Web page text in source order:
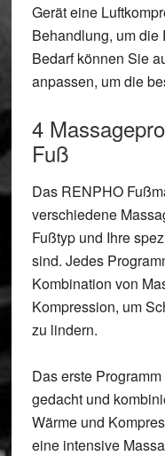
Gerät eine
Behandlung, um die
Bedarf können Sie
anpassen, um die
4
Fuß
Das RENPHO
verschiedene
Fußtyp und Ihre
sind. Jedes
Kombination von
Kompression, um
zu lindern.
Das erste
gedacht und
Wärme und
eine intensive